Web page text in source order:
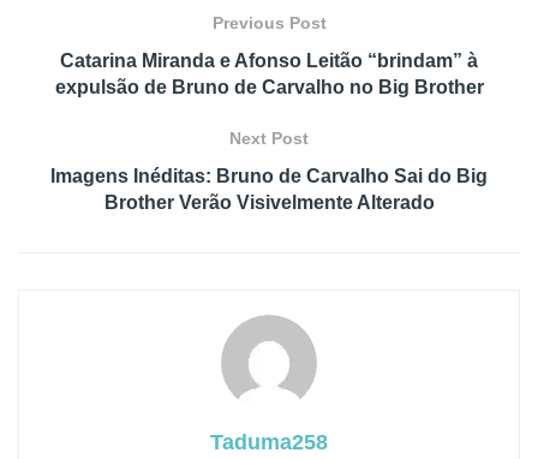
Previous Post
Catarina Miranda e Afonso Leitão “brindam” à
expulsão de Bruno de Carvalho no Big Brother
Next Post
Imagens Inéditas: Bruno de Carvalho Sai do Big
Brother Verão Visivelmente Alterado
Taduma258